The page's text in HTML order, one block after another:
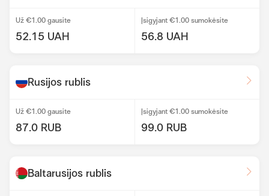
Už €1.00 gausite
52.15 UAH
Įsigyjant €1.00 sumokėsite
56.8 UAH
Rusijos rublis
Už €1.00 gausite
87.0 RUB
Įsigyjant €1.00 sumokėsite
99.0 RUB
Baltarusijos rublis